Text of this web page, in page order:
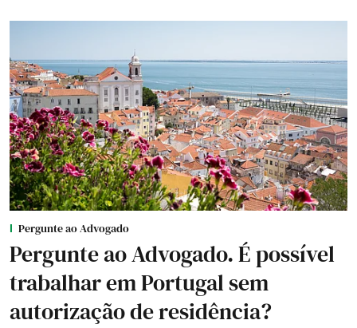
Pergunte ao Advogado
Pergunte ao Advogado. É possível
trabalhar em Portugal sem
autorização de residência?